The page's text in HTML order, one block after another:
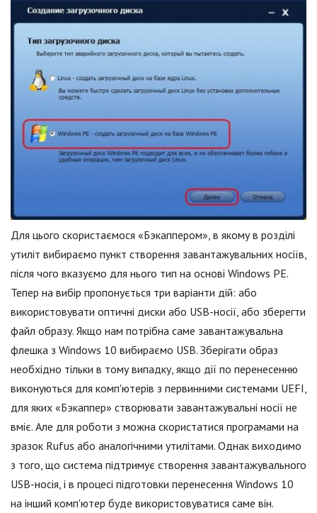
Для цього скористаємося «Бэкаппером», в якому в розділі
утиліт вибираємо пункт створення завантажувальних носіїв,
після чого вказуємо для нього тип на основі Windows PE.
Тепер на вибір пропонується три варіанти дій: або
використовувати оптичні диски або USB-носії, або зберегти
файл образу. Якщо нам потрібна саме завантажувальна
флешка з Windows 10 вибираємо USB. Зберігати образ
необхідно тільки в тому випадку, якщо дії по перенесенню
виконуються для комп'ютерів з первинними системами UEFI,
для яких «Бэкаппер» створювати завантажувальні носії не
вміє. Але для роботи з можна скористатися програмами на
зразок Rufus або аналогічними утилітами. Однак виходимо
з того, що система підтримує створення завантажувального
USB-носія, і в процесі підготовки перенесення Windows 10
на інший комп'ютер буде використовуватися саме він.